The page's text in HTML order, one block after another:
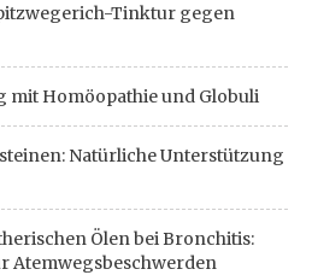
Tinktur gegen
mit Homöopathie und Globuli
Natürliche Unterstützung
Ölen bei Bronchitis:
Atemwegsbeschwerden